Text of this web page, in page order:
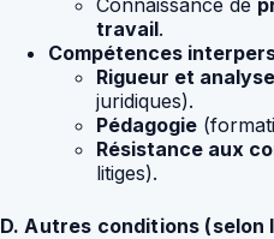
travail.
Compétences
Rigueur et analyse
juridiques).
Pédagogie
Résistance aux
litiges).
D. Autres conditions (selon